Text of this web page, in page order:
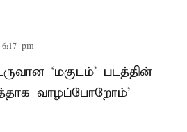
pm
‘மகுடம்’ படத்தின்
வாழப்போறோம்’